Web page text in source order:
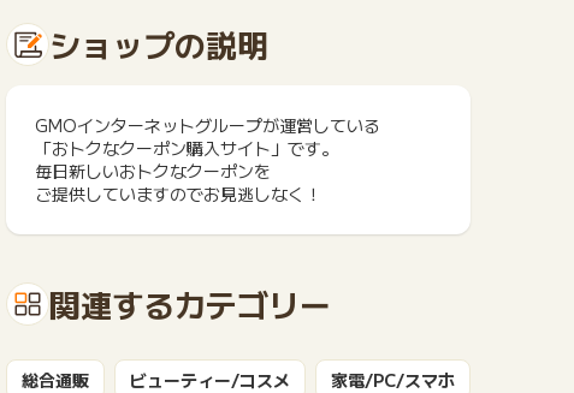
ショップの説明
GMOインターネットグループが運営している
「おトクなクーポン購入サイト」です。
毎日新しいおトクなクーポンを
ご提供していますのでお見逃しなく！
関連するカテゴリー
総合通販 ビューティー/コスメ 家電/PC/スマホ